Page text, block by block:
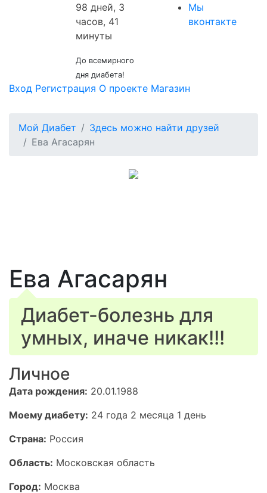
98 дней, 3
часов, 41
минуты
До всемирного
дня диабета!
Мы
вконтакте
Вход Регистрация О проекте Магазин
Мой Диабет
Здесь можно найти друзей
Ева Агасарян
Ева Агасарян
Диабет-болезнь для
умных, иначе никак!!!
Личное
Дата рождения: 20.01.1988
Моему диабету: 24 года 2 месяца 1 день
Страна: Россия
Область: Московская область
Город: Москва